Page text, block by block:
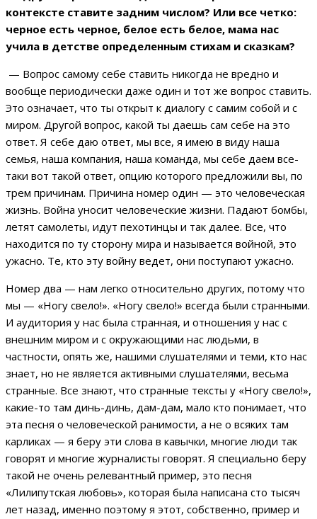
контексте ставите задним числом? Или все четко:
черное есть черное, белое есть белое, мама нас
учила в детстве определенным стихам и сказкам?
— Вопрос самому себе ставить никогда не вредно и
вообще периодически даже один и тот же вопрос ставить.
Это означает, что ты открыт к диалогу с самим собой и с
миром. Другой вопрос, какой ты даешь сам себе на это
ответ. Я себе даю ответ, мы все, я имею в виду наша
семья, наша компания, наша команда, мы себе даем все-
таки вот такой ответ, опцию которого предложили вы, по
трем причинам. Причина номер один — это человеческая
жизнь. Война уносит человеческие жизни. Падают бомбы,
летят самолеты, идут пехотинцы и так далее. Все, что
находится по ту сторону мира и называется войной, это
ужасно. Те, кто эту войну ведет, они поступают ужасно.
Номер два — нам легко относительно других, потому что
мы — «Ногу свело!». «Ногу свело!» всегда были странными.
И аудитория у нас была странная, и отношения у нас с
внешним миром и с окружающими нас людьми, в
частности, опять же, нашими слушателями и теми, кто нас
знает, но не является активными слушателями, весьма
странные. Все знают, что странные тексты у «Ногу свело!»,
какие-то там динь-динь, дам-дам, мало кто понимает, что
эта песня о человеческой ранимости, а не о всяких там
карликах — я беру эти слова в кавычки, многие люди так
говорят и многие журналисты говорят. Я специально беру
такой не очень релевантный пример, это песня
«Лилипутская любовь», которая была написана сто тысяч
лет назад, именно поэтому я этот, собственно, пример и